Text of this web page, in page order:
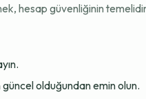
hesap güvenliğinin
olduğundan emin olun.